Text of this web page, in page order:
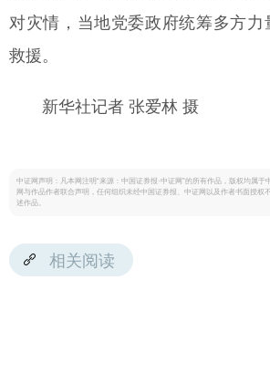
对灾情，当地党委政府统筹多方力
救援。
新华社记者 张爱林 摄
中证网声明：凡本网注明“来源：中国证券报·中证网”的所有作品，版权均属于
网与作品作者联合声明，任何组织未经中国证券报、中证网以及作者书面授权
述作品。
相关阅读